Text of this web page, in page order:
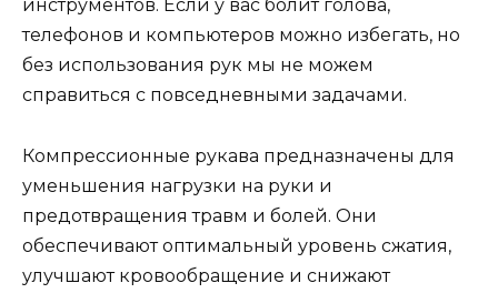
инструментов. Если у вас болит голова,
телефонов и компьютеров можно избегать, но
без использования рук мы не можем
справиться с повседневными задачами.
Компрессионные рукава предназначены для
уменьшения нагрузки на руки и
предотвращения травм и болей. Они
обеспечивают оптимальный уровень сжатия,
улучшают кровообращение и снижают